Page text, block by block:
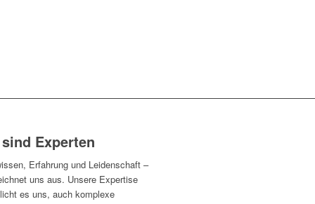
Experten
Erfahrung und Leidenschaft –
uns aus. Unsere Expertise
es uns, auch komplexe